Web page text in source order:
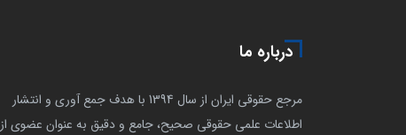
درباره ما
مرجع حقوقی ایران از سال 1394 با هدف جمع آوری و انتشار
اطلاعات علمی حقوقی صحیح، جامع و دقیق به عنوان عضوی از